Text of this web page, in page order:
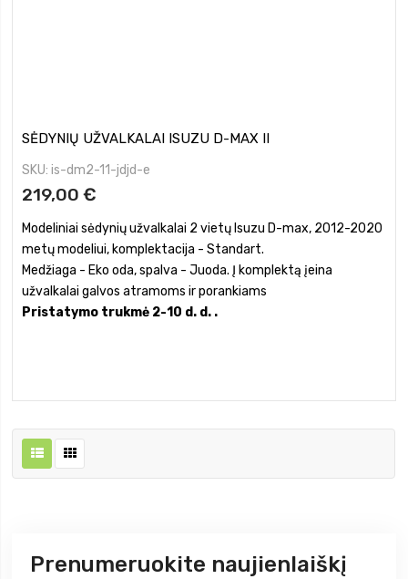
SĖDYNIŲ UŽVALKALAI ISUZU D-MAX II
SKU is-dm2-11-jdjd-e
219,00 €
Modeliniai sėdynių užvalkalai 2 vietų Isuzu D-max, 2012-2020
metų modeliui, komplektacija - Standart.
Medžiaga - Eko oda, spalva - Juoda. Į komplektą įeina
užvalkalai galvos atramoms ir porankiams
Pristatymo trukmė 2-10 d. d. .
Prenumeruokite naujienlaiškį